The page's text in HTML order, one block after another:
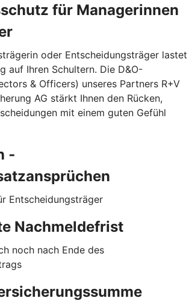
für Managerinnen
oder Entscheidungsträger lastet
auf Ihren Schultern. Die D&O-
& Officers) unseres Partners R+V
AG stärkt Ihnen den Rücken,
mit einem guten Gefühl
Entscheidungsträger
Nachmeldefrist
noch nach Ende des